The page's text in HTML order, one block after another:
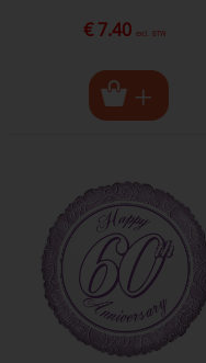
€ 7.40 excl. BTW